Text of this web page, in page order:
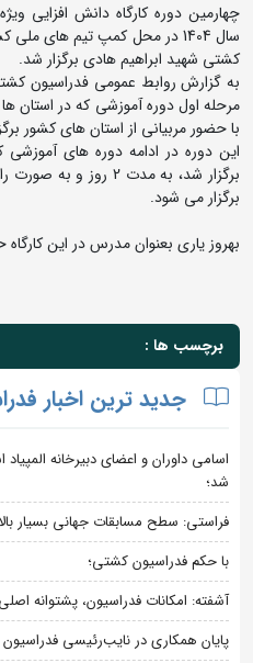
چهارمین دوره کارگاه دانش افزایی
سال 1404 در محل کمپ تیم های
کشتی شهید ابراهیم هادی برگزار شد.
به گزارش روابط عمومی فدراسیون
مرحله اول دوره آموزشی که در استان
با حضور مربیانی از استان های کشور
این دوره در ادامه دوره های
برگزار می شود.
بهروز یاری بعنوان مدرس در این
برچسب ها :
جدید ترین اخبار
اسامی داوران و اعضای دبیرخانه
شد؛
فراستی: سطح مسابقات جهانی بسیار
با حکم فدراسیون کشتی؛
آشفته: امکانات فدراسیون، پشتوانه
پایان همکاری در نایب‌رئیسی